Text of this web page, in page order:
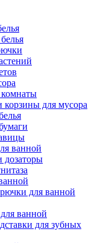
для мусора
ванной
дозаторы
для ванной
ванной
для зубных